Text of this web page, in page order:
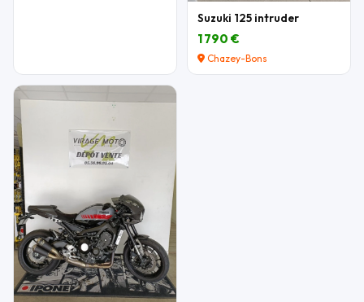
Suzuki 125 intruder
1 790 €
Chazey-Bons